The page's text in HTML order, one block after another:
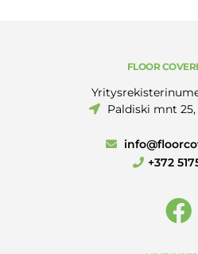
FLOOR
Paldiski mnt 25,
+372